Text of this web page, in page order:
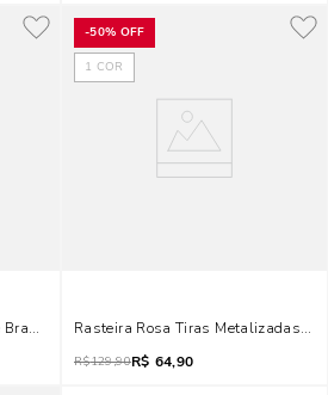
Borracha
-50% OFF
1 COR
Rasteira Rosa Tiras Metalizadas
R$129,90R$ 64,90